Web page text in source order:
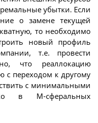
убытки. Если
о замене текущей
то необходимо
новый профиль
т.е. провести
что реаллокацию
с переходом к другому
с минимальными
в М-сферальных